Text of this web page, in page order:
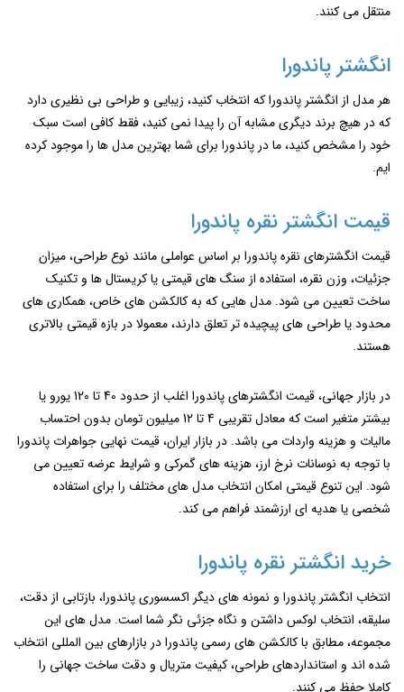
منتقل می ‌کنند.
انگشتر پاندورا
هر مدل از انگشتر پاندورا که انتخاب کنید، زیبایی و طراحی بی نظیری دارد
که در هیچ برند دیگری مشابه آن را پیدا نمی کنید، فقط کافی است سبک
خود را مشخص کنید، ما در پاندورا برای شما بهترین مدل ها را موجود کرده
ایم.
قیمت انگشتر نقره پاندورا
قیمت انگشترهای نقره پاندورا بر اساس عواملی مانند نوع طراحی، میزان
جزئیات، وزن نقره، استفاده از سنگ ‌های قیمتی یا کریستال ‌ها و تکنیک
ساخت تعیین می ‌شود. مدل‌ هایی که به کالکشن‌ های خاص، همکاری‌ های
محدود یا طراحی‌ های پیچیده ‌تر تعلق دارند، معمولا در بازه قیمتی بالاتری
هستند.
در بازار جهانی، قیمت انگشترهای پاندورا اغلب از حدود 40 تا 120 یورو یا
بیشتر متغیر است که معادل تقریبی 4 تا 12 میلیون تومان بدون احتساب
مالیات و هزینه واردات می‌ باشد. در بازار ایران، قیمت نهایی جواهرات پاندورا
با توجه به نوسانات نرخ ارز، هزینه ‌های گمرکی و شرایط عرضه تعیین می‌
شود. این تنوع قیمتی امکان انتخاب مدل‌ های مختلف را برای استفاده
شخصی یا هدیه ‌ای ارزشمند فراهم می ‌کند.
خرید انگشتر نقره پاندورا
انتخاب انگشتر پاندورا و نمونه های دیگر اکسسوری پاندورا، بازتابی از دقت،
سلیقه، انتخاب لوکس داشتن و نگاه جزئی ‌نگر شما است. مدل‌ های این
مجموعه، مطابق با کالکشن‌ های رسمی پاندورا در بازارهای بین ‌المللی انتخاب
شده‌ اند و استانداردهای طراحی، کیفیت متریال و دقت ساخت جهانی را
کاملا حفظ می ‌کنند.